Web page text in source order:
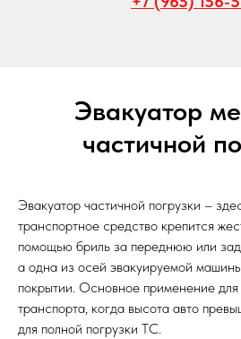
Эвакуатор
частичной
Эвакуатор частичной погрузки –
транспортное средство крепится
помощью бриль за переднюю или
а одна из осей эвакуируемой
покрытии. Основное применение
транспорта, когда высота авто
для полной погрузки ТС.